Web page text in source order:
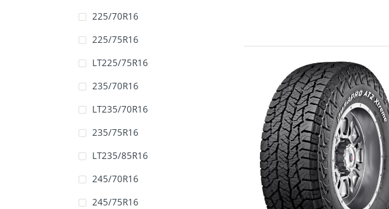
225/70R16
225/75R16
LT225/75R16
235/70R16
LT235/70R16
235/75R16
LT235/85R16
245/70R16
245/75R16